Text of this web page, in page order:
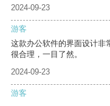
2024-09-23
游客
这款办公软件的界面设计非
很合理，一目了然。
2024-09-23
游客